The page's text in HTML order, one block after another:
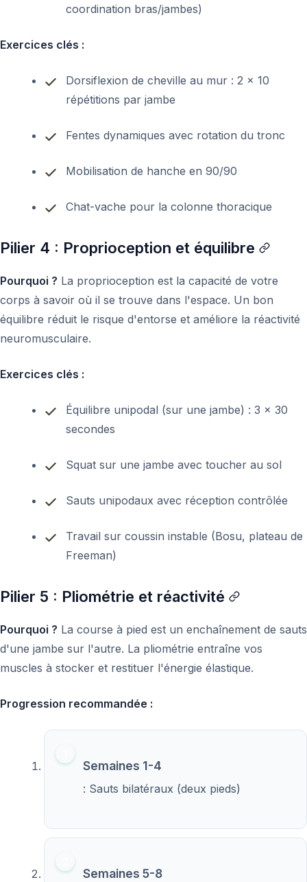
coordination bras/jambes)
Exercices clés :
Dorsiflexion de cheville au mur : 2 x 10
répétitions par jambe
Fentes dynamiques avec rotation du tronc
Mobilisation de hanche en 90/90
Chat-vache pour la colonne thoracique
Pilier 4 : Proprioception et équilibre
Pourquoi ? La proprioception est la capacité de votre
corps à savoir où il se trouve dans l'espace. Un bon
équilibre réduit le risque d'entorse et améliore la réactivité
neuromusculaire.
Exercices clés :
Équilibre unipodal (sur une jambe) : 3 x 30
secondes
Squat sur une jambe avec toucher au sol
Sauts unipodaux avec réception contrôlée
Travail sur coussin instable (Bosu, plateau de
Freeman)
Pilier 5 : Pliométrie et réactivité
Pourquoi ? La course à pied est un enchaînement de sauts
d'une jambe sur l'autre. La pliométrie entraîne vos
muscles à stocker et restituer l'énergie élastique.
Progression recommandée :
Semaines 1-4
: Sauts bilatéraux (deux pieds)
Semaines 5-8